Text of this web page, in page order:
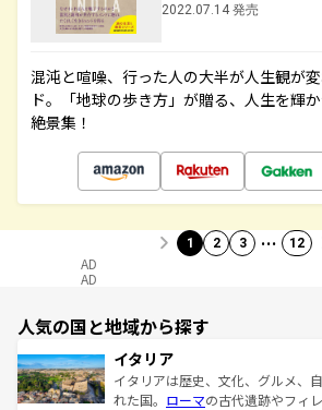
2022.07.14 発売
混沌と喧噪、行った人の大半が人生観が
ド。「地球の歩き方」が贈る、人生を輝
絶景集！
1 2 3 … 12
AD
AD
人気の国と地域から探す
イタリア
イタリアは歴史、文化、グルメ、
れた国。 ローマの古代遺跡やフィ